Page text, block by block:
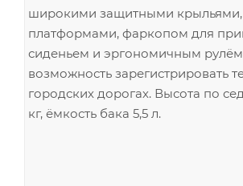
широкими защитными
платформами, фаркопом для
сиденьем и эргономичным
возможность зарегистрировать
городских дорогах. Высота по
кг, ёмкость бака 5,5 л.